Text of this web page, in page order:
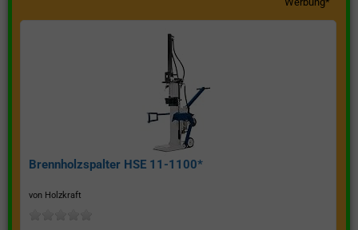
Brennholzspalter HSE 11-1100*
von Holzkraft